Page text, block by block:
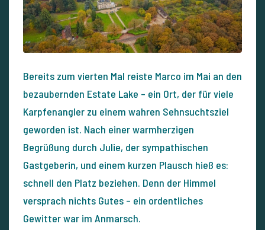
Bereits zum vierten Mal reiste Marco im Mai an den
bezaubernden Estate Lake – ein Ort, der für viele
Karpfenangler zu einem wahren Sehnsuchtsziel
geworden ist. Nach einer warmherzigen
Begrüßung durch Julie, der sympathischen
Gastgeberin, und einem kurzen Plausch hieß es:
schnell den Platz beziehen. Denn der Himmel
versprach nichts Gutes – ein ordentliches
Gewitter war im Anmarsch.